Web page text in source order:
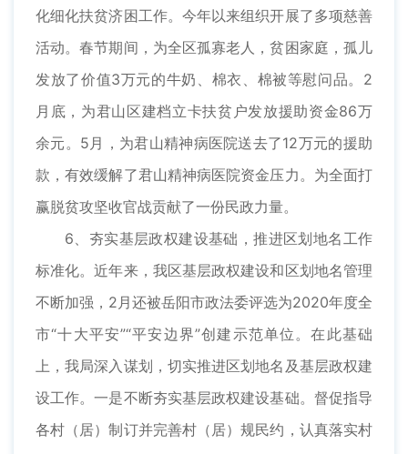
化细化扶贫济困工作。今年以来组织开展了多项慈善
活动。春节期间，为全区孤寡老人，贫困家庭，孤儿
发放了价值3万元的牛奶、棉衣、棉被等慰问品。2
月底，为君山区建档立卡扶贫户发放援助资金86万
余元。5月，为君山精神病医院送去了12万元的援助
款，有效缓解了君山精神病医院资金压力。为全面打
赢脱贫攻坚收官战贡献了一份民政力量。
6、夯实基层政权建设基础，推进区划地名工作
标准化。近年来，我区基层政权建设和区划地名管理
不断加强，2月还被岳阳市政法委评选为2020年度全
市“十大平安”“平安边界”创建示范单位。在此基础
上，我局深入谋划，切实推进区划地名及基层政权建
设工作。一是不断夯实基层政权建设基础。督促指导
各村（居）制订并完善村（居）规民约，认真落实村